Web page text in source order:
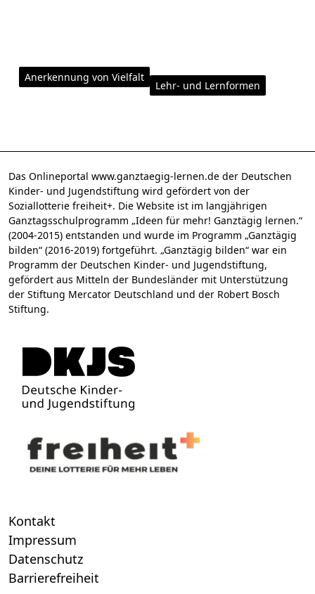
Anerkennung von Vielfalt
Lehr- und Lernformen
Das Onlineportal www.ganztaegig-lernen.de der Deutschen
Kinder- und Jugendstiftung wird gefördert von der
Soziallotterie freiheit+. Die Website ist im langjährigen
Ganztagsschulprogramm „Ideen für mehr! Ganztägig lernen.“
(2004-2015) entstanden und wurde im Programm „Ganztägig
bilden“ (2016-2019) fortgeführt. „Ganztägig bilden“ war ein
Programm der Deutschen Kinder- und Jugendstiftung,
gefördert aus Mitteln der Bundesländer mit Unterstützung
der Stiftung Mercator Deutschland und der Robert Bosch
Stiftung.
Kontakt
Impressum
Datenschutz
Barrierefreiheit